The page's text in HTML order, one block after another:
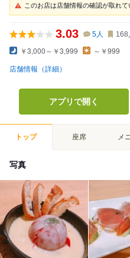
このお店は店舗情報の確認が取れて
3.03 5人 168
￥3,000～￥3,999 ～￥999
店舗情報（詳細）
アプリで開く
トップ 座席 メ
写真